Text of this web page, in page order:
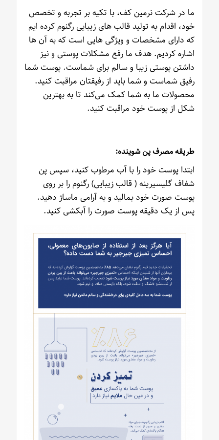
ما در شرکت نرمین کف، با تکیه بر تجربه و تخصص
خود، اقدام به تولید قالب های زیبایی رگنوم کرده ایم
که دارای مشخصات و ویژگی هایی است که به آن ها
اشاره کردیم. هدف ما رفع مشکلات پوستی و نیز
داشتن پوستی زیبا و سالم برای شماست‌. پوست شما
رفیق شماست و شما باید از رفیقتان مراقبت کنید.
محصولات ما به شما کمک می‌کند تا به بهترین
شکل از پوست خود مراقبت کنید.
طریقه مصرف پن شوینده:
ابتدا پوست خود را با آب مرطوب کنید، سپس پن
شفاف گلیسیرینه ( قالب زیبایی) رگنوم را بر روی
پوست صورت خود بمالید و به آرامی ماساژ دهید.
پس از یک دقیقه پوست صورت را آبکشی کنید.